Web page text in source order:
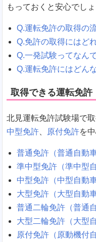
もっておくと安心でしょ
Q.運転免許の取得の
Q.免許の取得にはど
Q.一発試験ってなん
Q.運転免許にはどん
取得できる運転免許
北見運転免許試験場で
中型免許
原付免許を
普通免許（普通自動
準中型免許（準中型
中型免許（中型自動
大型免許（大型自動
普通二輪免許（普通
大型二輪免許（大型
原付免許（原動機付